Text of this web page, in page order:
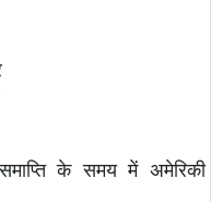
के समय में अमेरिकी